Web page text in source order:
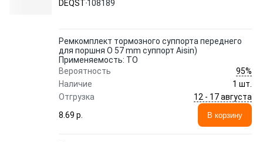
DEQST 108189
Ремкомплект тормозного суппорта переднего
для поршня O 57 mm суппорт Aisin)
Применяемость: TO
Вероятность
95%
Наличие
1 шт.
Отгрузка
12 - 17 августа
8.69 p.
В корзину